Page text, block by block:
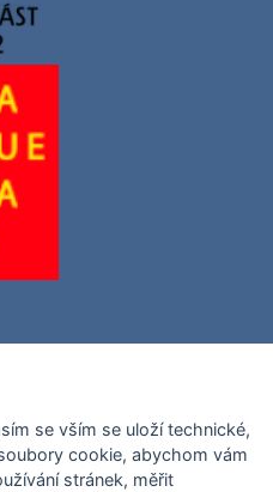
se vším se uloží technické,
cookie, abychom vám
stránek, měřit